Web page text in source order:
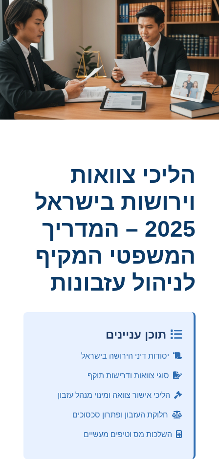
הליכי צוואות
וירושות בישראל
2025 – המדריך
המשפטי המקיף
לניהול עזבונות
תוכן עניינים
יסודות דיני הירושה בישראל
סוגי צוואות ודרישות תוקף
הליכי אישור צוואה ומינוי מנהל עזבון
חלוקת העזבון ופתרון סכסוכים
השלכות מס וטיפים מעשיים